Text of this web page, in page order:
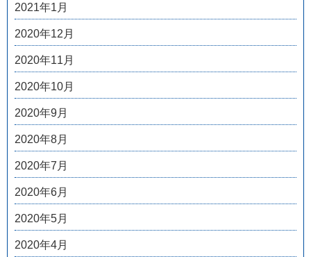
2021年1月
2020年12月
2020年11月
2020年10月
2020年9月
2020年8月
2020年7月
2020年6月
2020年5月
2020年4月